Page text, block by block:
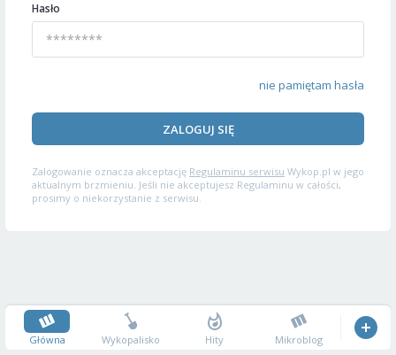
Hasło
nie pamiętam hasła
ZALOGUJ SIĘ
Zalogowanie oznacza akceptację Regulaminu serwisu Wykop.pl w jego
aktualnym brzmieniu. Jeśli nie akceptujesz Regulaminu w całości,
prosimy o niekorzystanie z serwisu.
Główna Wykopalisko Hity Mikroblog